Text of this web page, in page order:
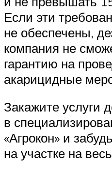
Если эти
не обеспечены,
компания не
гарантию на
акарицидные
Закажите услуги
в
«Агрокон» и
на участке на